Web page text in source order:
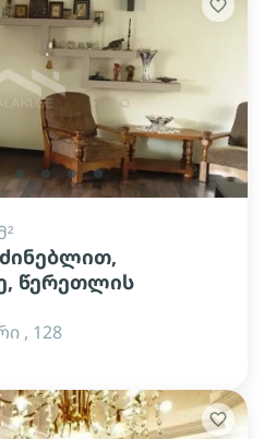
lens lens lens lens
წერეთლის
, 128